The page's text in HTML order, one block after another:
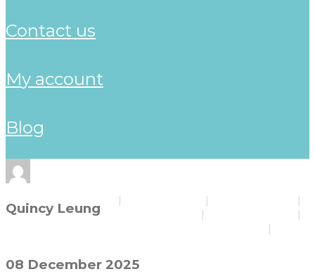
contact us
my account
blog
Online Booking
Quincy Leung
08 December 2025